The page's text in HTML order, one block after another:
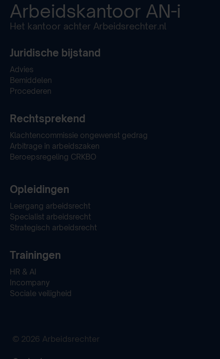
Arbeidskantoor AN-i
Het kantoor achter Arbeidsrechter.nl
Juridische bijstand
Advies
Bemiddelen
Procederen
Rechtsprekend
Klachtencommissie ongewenst gedrag
Arbitrage in arbeidszaken
Beroepsregeling CRKBO
Opleidingen
Leergang arbeidsrecht
Specialist arbeidsrecht
Strategisch arbeidsrecht
Trainingen
HR & AI
Incompany
Sociale veiligheid
© 2026 Arbeidsrechter